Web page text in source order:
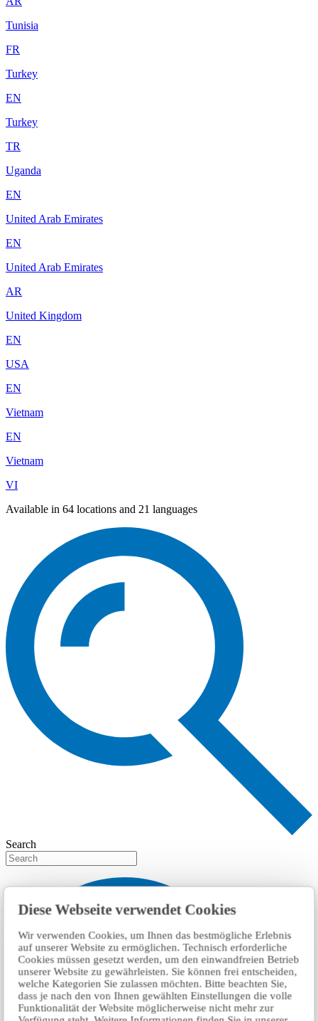
Diese Webseite verwendet Cookies
Wir verwenden Cookies, um Ihnen das bestmögliche Erlebnis
auf unserer Website zu ermöglichen. Technisch erforderliche
Cookies müssen gesetzt werden, um den einwandfreien Betrieb
unserer Website zu gewährleisten. Sie können frei entscheiden,
welche Kategorien Sie zulassen möchten. Bitte beachten Sie,
dass je nach den von Ihnen gewählten Einstellungen die volle
Funktionalität der Website möglicherweise nicht mehr zur
Tunisia
FR
Turkey
EN
Turkey
TR
Uganda
EN
United Arab Emirates
EN
United Arab Emirates
AR
United Kingdom
EN
USA
EN
Vietnam
EN
Vietnam
VI
Available in 64 locations and 21 languages
Search